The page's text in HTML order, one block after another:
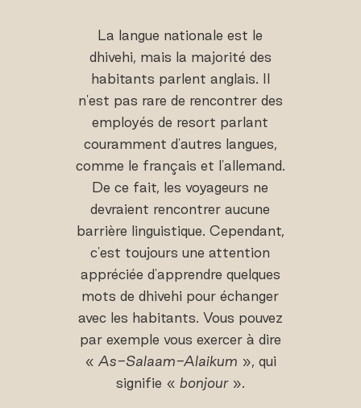
La langue nationale est le
dhivehi, mais la majorité des
habitants parlent anglais. Il
n'est pas rare de rencontrer des
employés de resort parlant
couramment d'autres langues,
comme le français et l'allemand.
De ce fait, les voyageurs ne
devraient rencontrer aucune
barrière linguistique. Cependant,
c'est toujours une attention
appréciée d'apprendre quelques
mots de dhivehi pour échanger
avec les habitants. Vous pouvez
par exemple vous exercer à dire
« As-Salaam-Alaikum », qui
signifie « bonjour».